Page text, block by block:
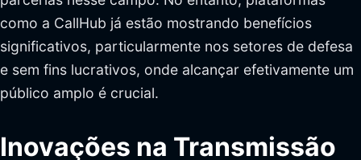
como a CallHub já estão mostrando benefícios
significativos, particularmente nos setores de defesa
e sem fins lucrativos, onde alcançar efetivamente um
público amplo é crucial.
Inovações na Transmissão